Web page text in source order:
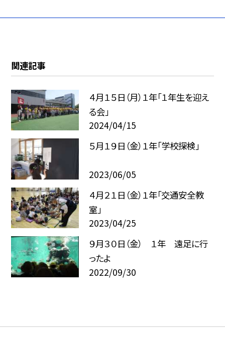
関連記事
４月１５日（月）１年「１年生を迎え
る会」
2024/04/15
５月１９日（金）１年「学校探検」
2023/06/05
４月２１日（金）１年「交通安全教
室」
2023/04/25
９月３０日（金） １年 遠足に行
ったよ
2022/09/30